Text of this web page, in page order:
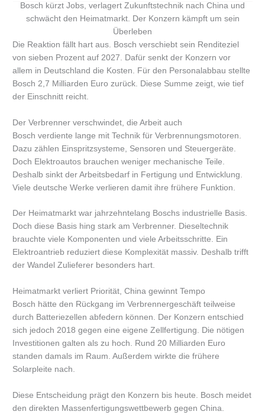
Bosch kürzt Jobs, verlagert Zukunftstechnik nach China und
schwächt den Heimatmarkt. Der Konzern kämpft um sein
Überleben
Die Reaktion fällt hart aus. Bosch verschiebt sein Renditeziel
von sieben Prozent auf 2027. Dafür senkt der Konzern vor
allem in Deutschland die Kosten. Für den Personalabbau stellte
Bosch 2,7 Milliarden Euro zurück. Diese Summe zeigt, wie tief
der Einschnitt reicht.
Der Verbrenner verschwindet, die Arbeit auch
Bosch verdiente lange mit Technik für Verbrennungsmotoren.
Dazu zählen Einspritzsysteme, Sensoren und Steuergeräte.
Doch Elektroautos brauchen weniger mechanische Teile.
Deshalb sinkt der Arbeitsbedarf in Fertigung und Entwicklung.
Viele deutsche Werke verlieren damit ihre frühere Funktion.
Der Heimatmarkt war jahrzehntelang Boschs industrielle Basis.
Doch diese Basis hing stark am Verbrenner. Dieseltechnik
brauchte viele Komponenten und viele Arbeitsschritte. Ein
Elektroantrieb reduziert diese Komplexität massiv. Deshalb trifft
der Wandel Zulieferer besonders hart.
Heimatmarkt verliert Priorität, China gewinnt Tempo
Bosch hätte den Rückgang im Verbrennergeschäft teilweise
durch Batteriezellen abfedern können. Der Konzern entschied
sich jedoch 2018 gegen eine eigene Zellfertigung. Die nötigen
Investitionen galten als zu hoch. Rund 20 Milliarden Euro
standen damals im Raum. Außerdem wirkte die frühere
Solarpleite nach.
Diese Entscheidung prägt den Konzern bis heute. Bosch meidet
den direkten Massenfertigungswettbewerb gegen China.